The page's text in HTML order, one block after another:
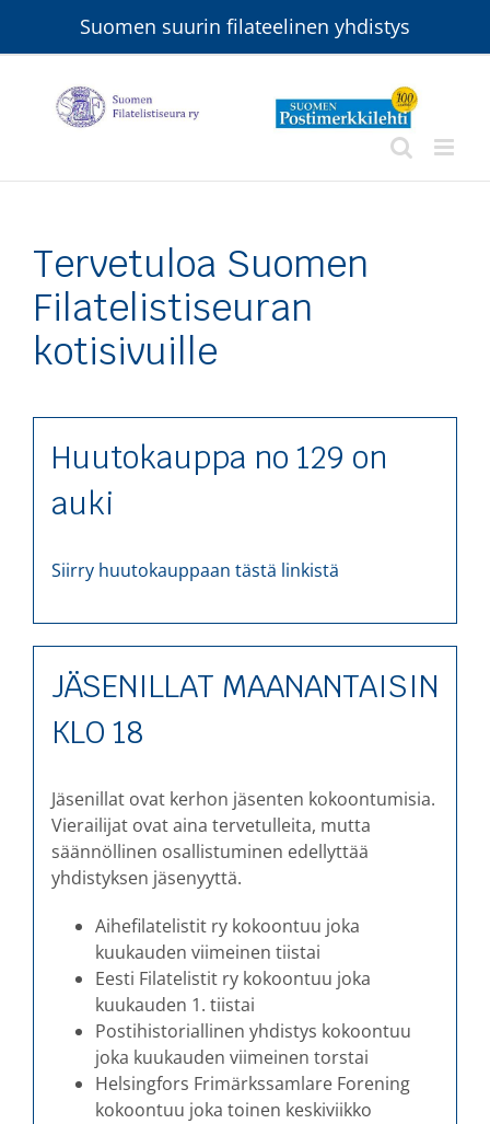
Suomen suurin filateelinen yhdistys
Tervetuloa Suomen
Filatelistiseuran
kotisivuille
Huutokauppa no 129 on
auki
Siirry huutokauppaan tästä linkistä
JÄSENILLAT MAANANTAISIN
KLO 18
Jäsenillat ovat kerhon jäsenten kokoontumisia.
Vierailijat ovat aina tervetulleita, mutta
säännöllinen osallistuminen edellyttää
yhdistyksen jäsenyyttä.
Aihefilatelistit ry kokoontuu joka
kuukauden viimeinen tiistai
Eesti Filatelistit ry kokoontuu joka
kuukauden 1. tiistai
Postihistoriallinen yhdistys kokoontuu
joka kuukauden viimeinen torstai
Helsingfors Frimärkssamlare Forening
kokoontuu joka toinen keskiviikko